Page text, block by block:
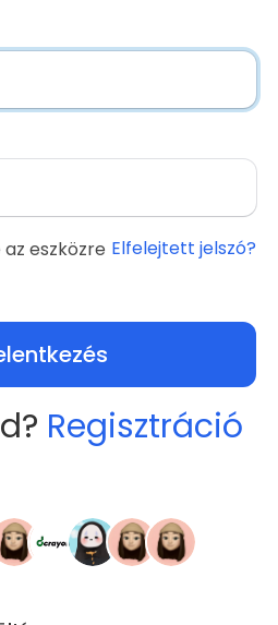
eszközre Elfelejtett jelszó?
Regisztráció